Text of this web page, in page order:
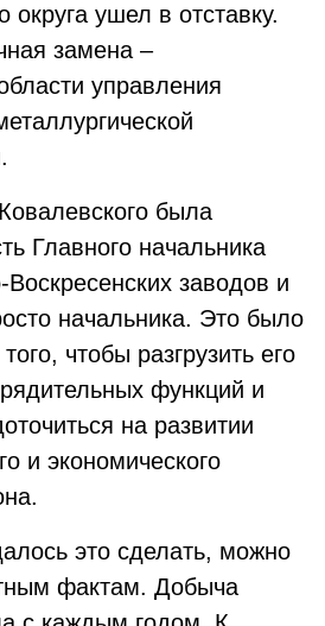
округа ушел в отставку.
замена –
управления
была
Главного начальника
заводов и
начальника. Это было
чтобы разгрузить его
функций и
на развитии
и экономического
это сделать, можно
фактам. Добыча